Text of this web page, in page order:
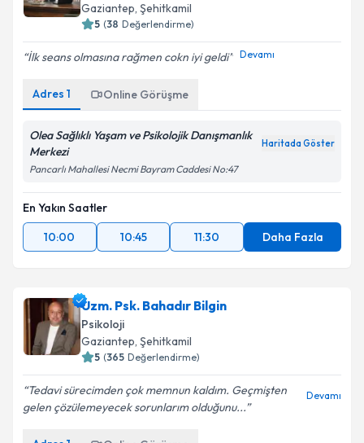
Gaziantep, Şehitkamil
5 (38 Değerlendirme)
İlk seans olmasına rağmen cokn iyi geldi Devamı
Adres 1 Online Görüşme
Olea Sağlıklı Yaşam ve Psikolojik Danışmanlık
Merkezi
Haritada Göster
Pancarlı Mahallesi Necmi Bayram Caddesi No:47
En Yakın Saatler
10:00
10:45 11:30 Daha Fazla
Uzm. Psk. Bahadır Bilgin
Psikoloji
Gaziantep, Şehitkamil
5 (365 Değerlendirme)
Tedavi sürecimden çok memnun kaldım. Geçmişten
gelen çözülemeyecek sorunlarım olduğunu...
Devamı